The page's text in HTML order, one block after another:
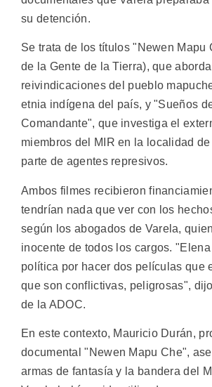
su detención.
Se trata de los títulos "Newen Mapu
de la Gente de la Tierra), que
reivindicaciones del pueblo
etnia indígena del país, y "Sueños
Comandante", que investiga el
miembros del MIR en la localidad
parte de agentes represivos.
Ambos filmes recibieron
tendrían nada que ver con los
según los abogados de Varela,
inocente de todos los cargos.
política por hacer dos películas que
que son conflictivas, peligrosas",
de la ADOC.
En este contexto, Mauricio Durán,
documental "Newen Mapu Che",
armas de fantasía y la bandera del